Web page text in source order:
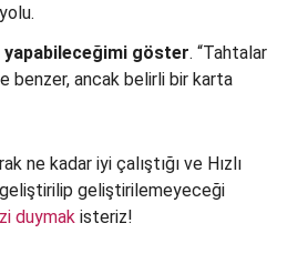
yapabileceğimi göster. “Tahtalar
benzer, ancak belirli bir karta
ne kadar iyi çalıştığı ve Hızlı
geliştirilemeyeceği
duymak isteriz!